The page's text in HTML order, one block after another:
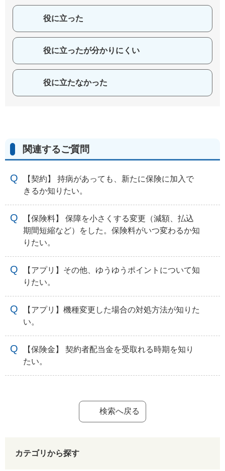
役に立った
役に立ったが分かりにくい
役に立たなかった
関連するご質問
【契約】 持病があっても、新たに保険に加入で
きるか知りたい。
【保険料】 保障を小さくする変更（減額、払込
期間短縮など）をした。保険料がいつ変わるか知
りたい。
【アプリ】その他、ゆうゆうポイントについて知
りたい。
【アプリ】機種変更した場合の対処方法が知りた
い。
【保険金】 契約者配当金を受取れる時期を知り
たい。
検索へ戻る
カテゴリから探す